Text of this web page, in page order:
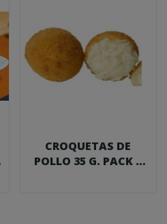
CROQUETAS DE
POLLO 35 G. PACK 1